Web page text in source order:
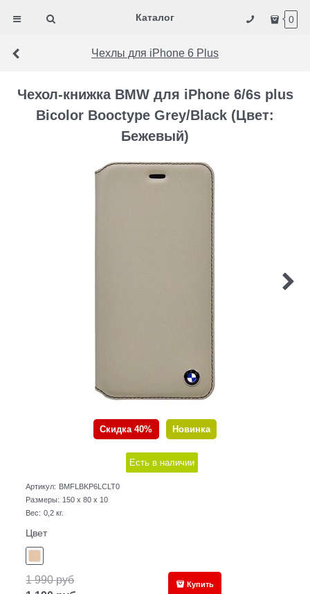
Каталог 0
Чехлы для iPhone 6 Plus
Чехол-книжка BMW для iPhone 6/6s plus
Bicolor Booctype Grey/Black (Цвет:
Бежевый)
Скидка 40% Новинка
Есть в наличии
Артикул: BMFLBKP6LCLT0
Размеры: 150 x 80 x 10
Вес: 0,2 кг.
Цвет
1 990 руб
Купить